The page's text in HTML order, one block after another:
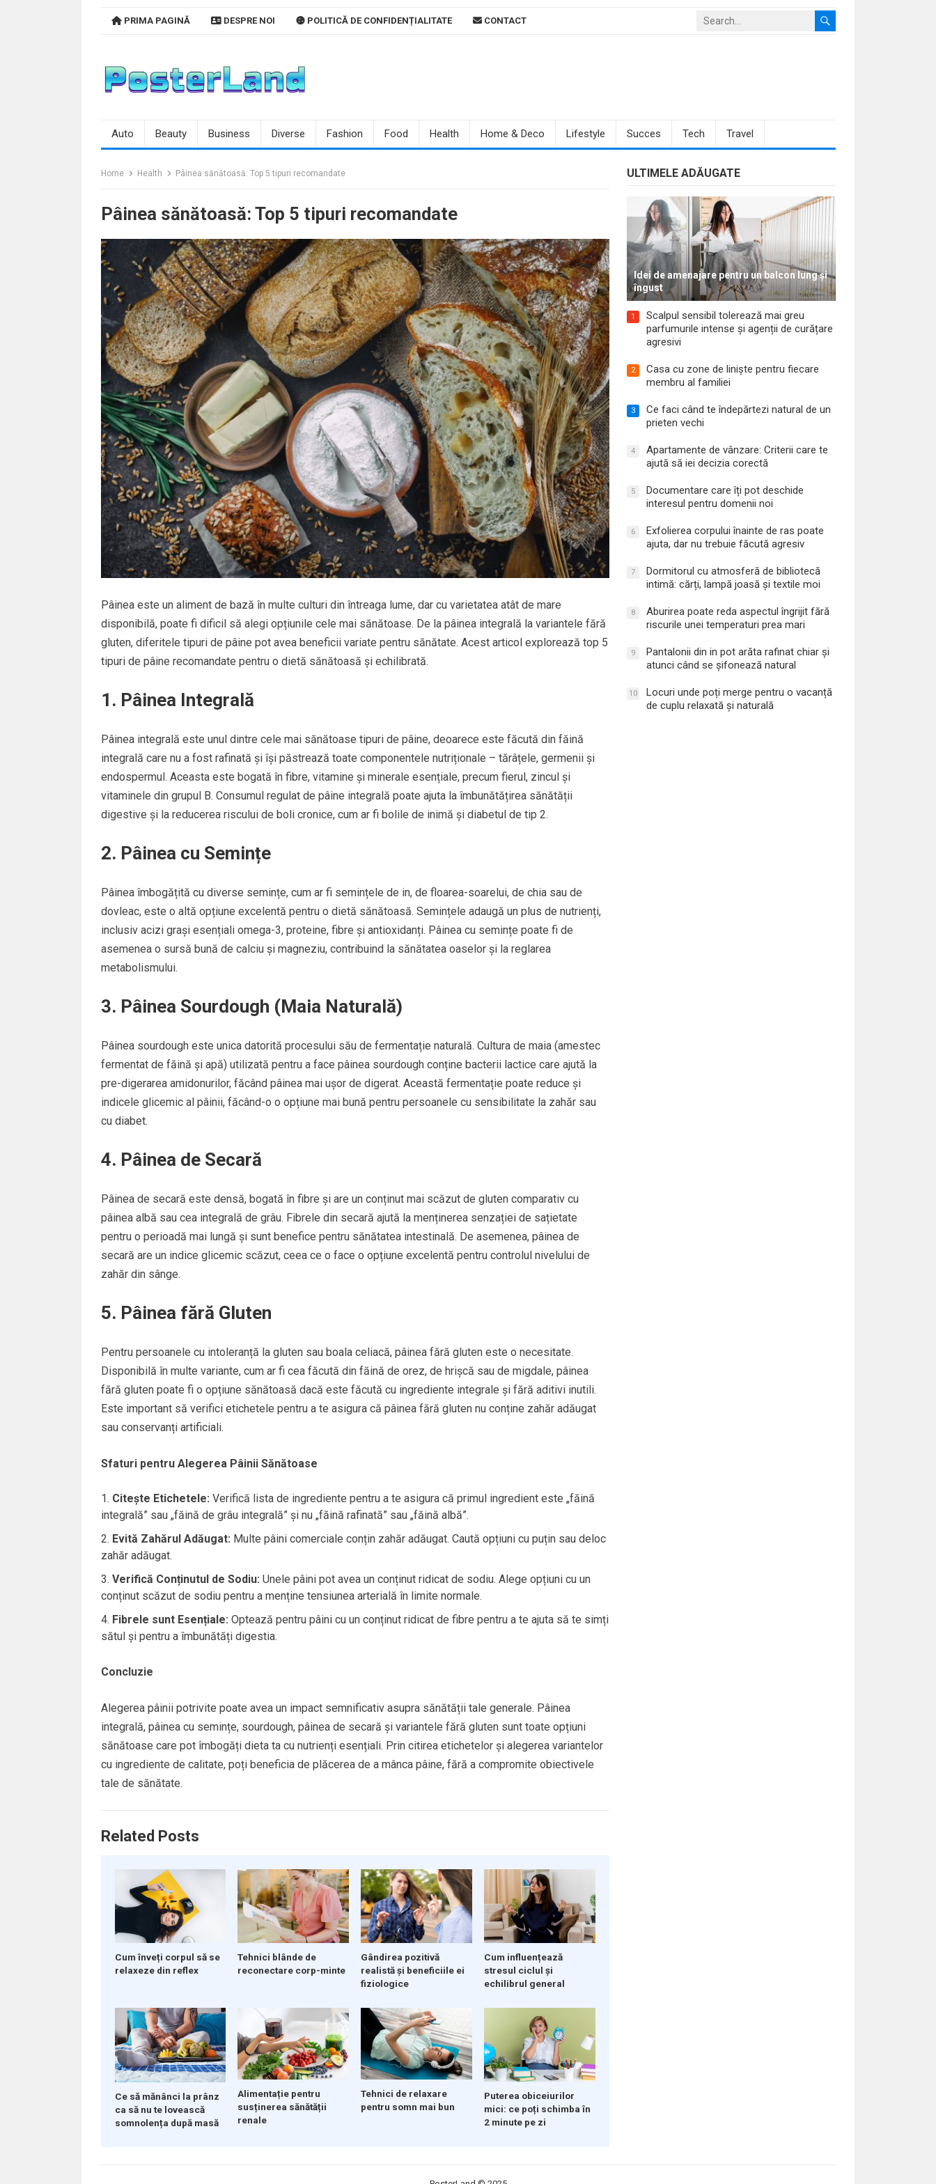
PRIMA PAGINĂ DESPRE NOI POLITICĂ DE CONFIDENȚIALITATE CONTACT
Auto Beauty Business Diverse Fashion Food Health Home & Deco Lifestyle Succes Tech Travel
Home Health Pâinea sănătoasă: Top 5 tipuri recomandate
Pâinea sănătoasă: Top 5 tipuri recomandate
Pâinea este un aliment de bază în multe culturi din întreaga lume, dar cu varietatea atât de mare
disponibilă, poate fi dificil să alegi opțiunile cele mai sănătoase. De la pâinea integrală la variantele fără
gluten, diferitele tipuri de pâine pot avea beneficii variate pentru sănătate. Acest articol explorează top 5
tipuri de pâine recomandate pentru o dietă sănătoasă și echilibrată.
1. Pâinea Integrală
Pâinea integrală este unul dintre cele mai sănătoase tipuri de pâine, deoarece este făcută din făină
integrală care nu a fost rafinată și își păstrează toate componentele nutriționale – tărâțele, germenii și
endospermul. Aceasta este bogată în fibre, vitamine și minerale esențiale, precum fierul, zincul și
vitaminele din grupul B. Consumul regulat de pâine integrală poate ajuta la îmbunătățirea sănătății
digestive și la reducerea riscului de boli cronice, cum ar fi bolile de inimă și diabetul de tip 2.
2. Pâinea cu Semințe
Pâinea îmbogățită cu diverse semințe, cum ar fi semințele de in, de floarea-soarelui, de chia sau de
dovleac, este o altă opțiune excelentă pentru o dietă sănătoasă. Semințele adaugă un plus de nutrienți,
inclusiv acizi grași esențiali omega-3, proteine, fibre și antioxidanți. Pâinea cu semințe poate fi de
asemenea o sursă bună de calciu și magneziu, contribuind la sănătatea oaselor și la reglarea
metabolismului.
3. Pâinea Sourdough (Maia Naturală)
Pâinea sourdough este unica datorită procesului său de fermentație naturală. Cultura de maia (amestec
fermentat de făină și apă) utilizată pentru a face pâinea sourdough conține bacterii lactice care ajută la
pre-digerarea amidonurilor, făcând pâinea mai ușor de digerat. Această fermentație poate reduce și
indicele glicemic al pâinii, făcând-o o opțiune mai bună pentru persoanele cu sensibilitate la zahăr sau
cu diabet.
4. Pâinea de Secară
Pâinea de secară este densă, bogată în fibre și are un conținut mai scăzut de gluten comparativ cu
pâinea albă sau cea integrală de grâu. Fibrele din secară ajută la menținerea senzației de sațietate
pentru o perioadă mai lungă și sunt benefice pentru sănătatea intestinală. De asemenea, pâinea de
secară are un indice glicemic scăzut, ceea ce o face o opțiune excelentă pentru controlul nivelului de
zahăr din sânge.
5. Pâinea fără Gluten
Pentru persoanele cu intoleranță la gluten sau boala celiacă, pâinea fără gluten este o necesitate.
Disponibilă în multe variante, cum ar fi cea făcută din făină de orez, de hrișcă sau de migdale, pâinea
fără gluten poate fi o opțiune sănătoasă dacă este făcută cu ingrediente integrale și fără aditivi inutili.
Este important să verifici etichetele pentru a te asigura că pâinea fără gluten nu conține zahăr adăugat
sau conservanți artificiali.
Sfaturi pentru Alegerea Pâinii Sănătoase
Citește Etichetele: Verifică lista de ingrediente pentru a te asigura că primul ingredient este „făină
integrală” sau „făină de grâu integrală” și nu „făină rafinată” sau „făină albă”.
Evită Zahărul Adăugat: Multe pâini comerciale conțin zahăr adăugat. Caută opțiuni cu puțin sau deloc
zahăr adăugat.
Verifică Conținutul de Sodiu: Unele pâini pot avea un conținut ridicat de sodiu. Alege opțiuni cu un
conținut scăzut de sodiu pentru a menține tensiunea arterială în limite normale.
Fibrele sunt Esențiale: Optează pentru pâini cu un conținut ridicat de fibre pentru a te ajuta să te simți
sătul și pentru a îmbunătăți digestia.
Concluzie
Alegerea pâinii potrivite poate avea un impact semnificativ asupra sănătății tale generale. Pâinea
integrală, pâinea cu semințe, sourdough, pâinea de secară și variantele fără gluten sunt toate opțiuni
sănătoase care pot îmbogăți dieta ta cu nutrienți esențiali. Prin citirea etichetelor și alegerea variantelor
cu ingrediente de calitate, poți beneficia de plăcerea de a mânca pâine, fără a compromite obiectivele
tale de sănătate.
Related Posts
Cum înveți corpul să se
relaxeze din reflex
Tehnici blânde de
reconectare corp-minte
Gândirea pozitivă
realistă și beneficiile ei
fiziologice
Cum influențează
stresul ciclul și
echilibrul general
Ce să mănânci la prânz
ca să nu te lovească
somnolența după masă
Alimentație pentru
susținerea sănătății
renale
Tehnici de relaxare
pentru somn mai bun
Puterea obiceiurilor
mici: ce poți schimba în
2 minute pe zi
ULTIMELE ADĂUGATE
Idei de amenajare pentru un balcon lung și
îngust
1
Scalpul sensibil tolerează mai greu
parfumurile intense și agenții de curățare
agresivi
2
Casa cu zone de liniște pentru fiecare
membru al familiei
3
Ce faci când te îndepărtezi natural de un
prieten vechi
4
Apartamente de vânzare: Criterii care te
ajută să iei decizia corectă
5
Documentare care îți pot deschide
interesul pentru domenii noi
6
Exfolierea corpului înainte de ras poate
ajuta, dar nu trebuie făcută agresiv
7
Dormitorul cu atmosferă de bibliotecă
intimă: cărți, lampă joasă și textile moi
8
Aburirea poate reda aspectul îngrijit fără
riscurile unei temperaturi prea mari
9
Pantalonii din in pot arăta rafinat chiar și
atunci când se șifonează natural
10
Locuri unde poți merge pentru o vacanță
de cuplu relaxată și naturală